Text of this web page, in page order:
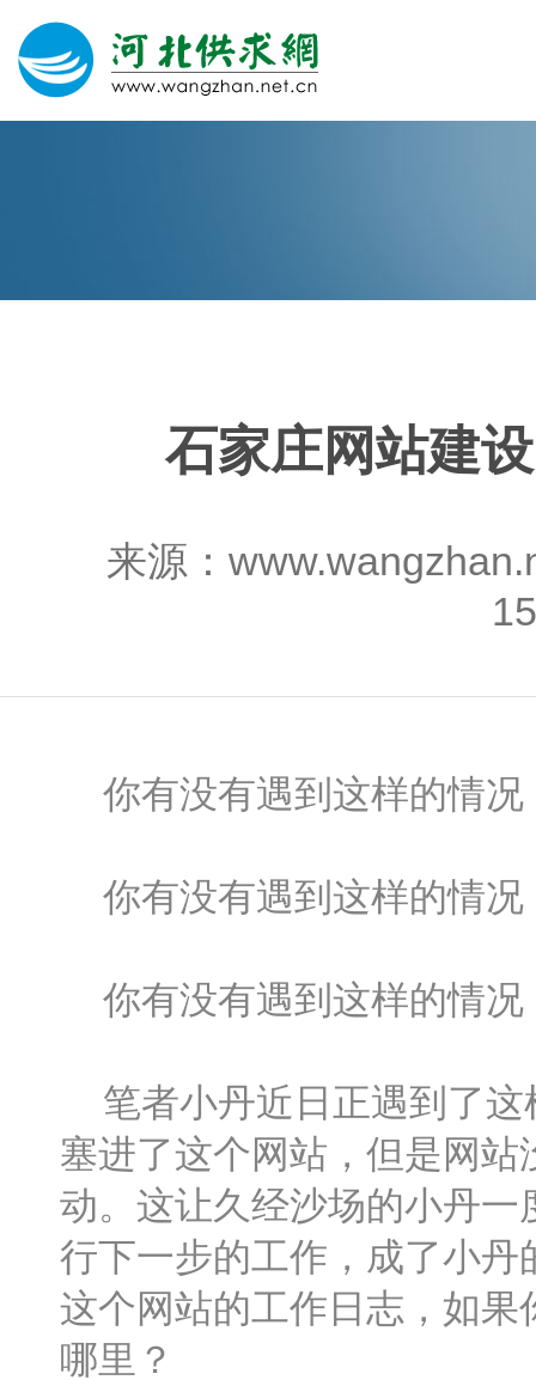
石家庄网站建
来源：
你有没有遇到这样的情况
你有没有遇到这样的情况
你有没有遇到这样的情况
笔者小丹近日正遇到了这
塞进了这个网站，但是网
动。这让久经沙场的小丹
行下一步的工作，成了小
这个网站的工作日志，如
哪里？